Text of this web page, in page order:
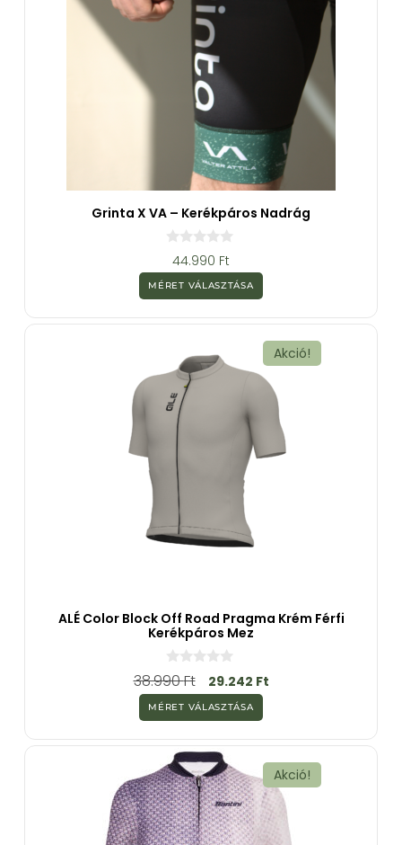
Grinta X VA – Kerékpáros Nadrág
z
5
b
44.990 Ft
MÉRET VÁLASZTÁSA
Akció!
ALÉ Color Block Off Road Pragma Krém Férfi
Kerékpáros Mez
0
a
5
-
b
ő
l
38.990Ft 29.242 Ft
MÉRET VÁLASZTÁSA
Akció!